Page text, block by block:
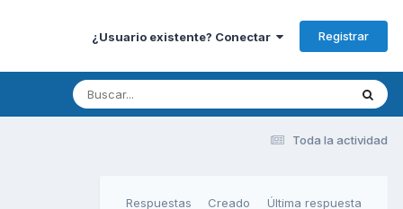
¿Usuario existente? Conectar Registrar
Toda la actividad
Respuestas Creado Última respuesta